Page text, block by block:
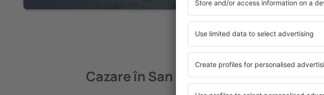
Vedeţi mai multe oferte
Cazare în San Roman de los Montes